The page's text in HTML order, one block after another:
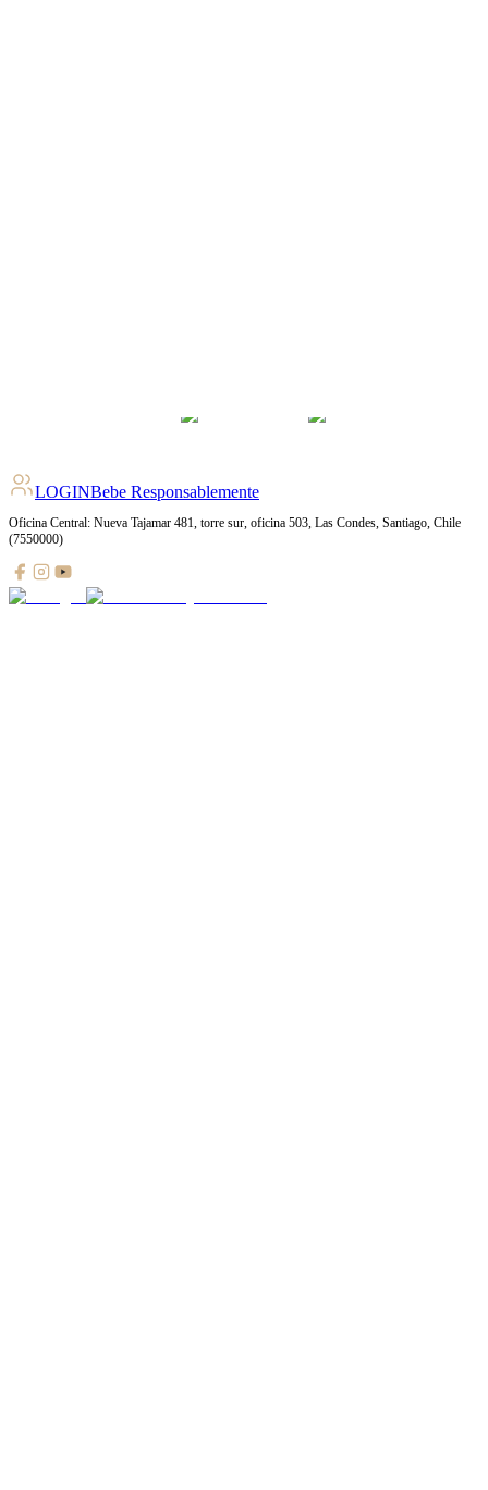
LOGINBebe Responsablemente
Oficina Central: Nueva Tajamar 481, torre sur, oficina 503, Las Condes, Santiago, Chile
(7550000)